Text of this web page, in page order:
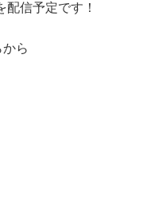
信予定です！
ら